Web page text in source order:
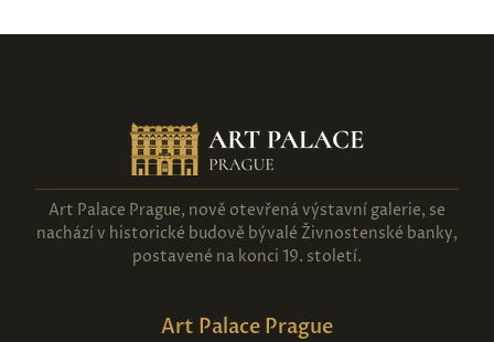
Art Palace Prague, nově otevřená výstavní galerie, se
nachází v historické budově bývalé Živnostenské banky,
postavené na konci 19. století.
Art Palace Prague